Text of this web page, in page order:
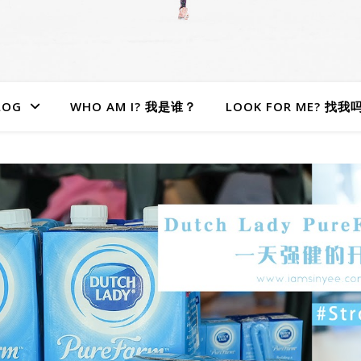
WHO AM I? 我是谁？ LOOK FOR ME? 找我